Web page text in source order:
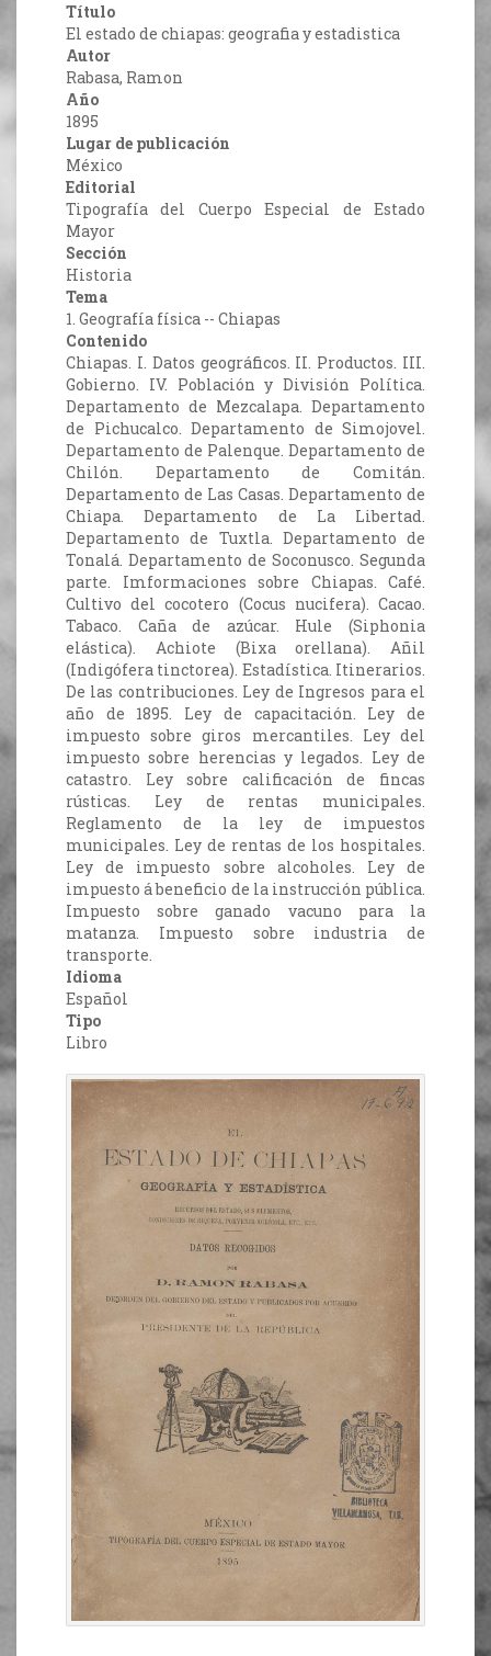
Título
El estado de chiapas: geografia y estadistica
Autor
Rabasa, Ramon
Año
1895
Lugar de publicación
México
Editorial
Tipografía del Cuerpo Especial de Estado
Mayor
Sección
Historia
Tema
1. Geografía física -- Chiapas
Contenido
Chiapas. I. Datos geográficos. II. Productos. III.
Gobierno. IV. Población y División Política.
Departamento de Mezcalapa. Departamento
de Pichucalco. Departamento de Simojovel.
Departamento de Palenque. Departamento de
Chilón. Departamento de Comitán.
Departamento de Las Casas. Departamento de
Chiapa. Departamento de La Libertad.
Departamento de Tuxtla. Departamento de
Tonalá. Departamento de Soconusco. Segunda
parte. Imformaciones sobre Chiapas. Café.
Cultivo del cocotero (Cocus nucifera). Cacao.
Tabaco. Caña de azúcar. Hule (Siphonia
elástica). Achiote (Bixa orellana). Añil
(Indigófera tinctorea). Estadística. Itinerarios.
De las contribuciones. Ley de Ingresos para el
año de 1895. Ley de capacitación. Ley de
impuesto sobre giros mercantiles. Ley del
impuesto sobre herencias y legados. Ley de
catastro. Ley sobre calificación de fincas
rústicas. Ley de rentas municipales.
Reglamento de la ley de impuestos
municipales. Ley de rentas de los hospitales.
Ley de impuesto sobre alcoholes. Ley de
impuesto á beneficio de la instrucción pública.
Impuesto sobre ganado vacuno para la
matanza. Impuesto sobre industria de
transporte.
Idioma
Español
Tipo
Libro